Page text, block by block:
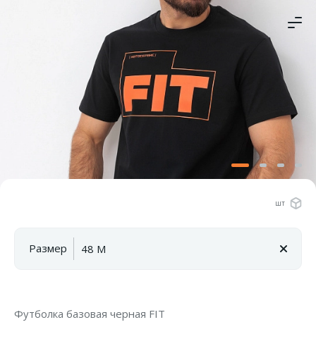
шт
Размер
Футболка базовая черная FIT